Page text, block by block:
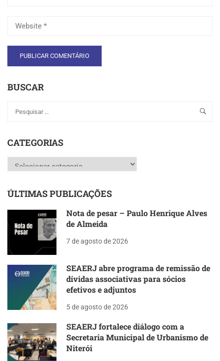
BUSCAR
CATEGORIAS
Categorias
ÚLTIMAS PUBLICAÇÕES
Nota de pesar – Paulo Henrique Alves
de Almeida
7 de agosto de 2026
SEAERJ abre programa de remissão de
dívidas associativas para sócios
efetivos e adjuntos
5 de agosto de 2026
SEAERJ fortalece diálogo com a
Secretaria Municipal de Urbanismo de
Niterói